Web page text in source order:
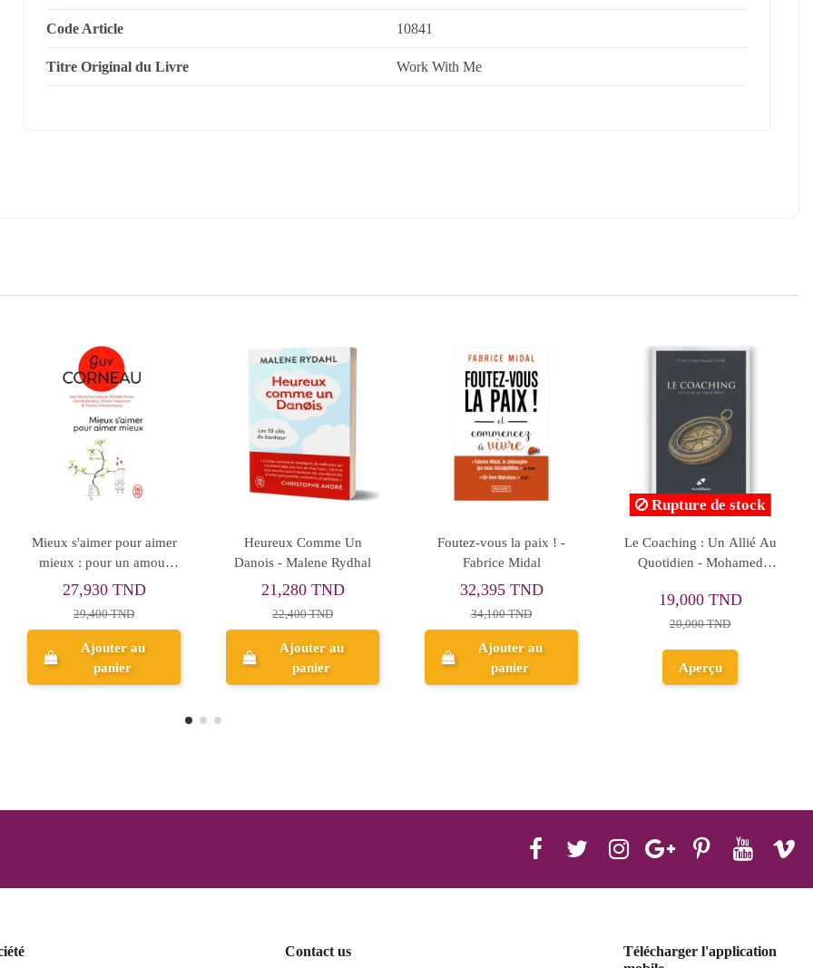
Code Article 10841
Titre Original du Livre Work With Me
-
Les 7 Habitudes de Ceux
qui Réalisent Tout Ce
Qu'ils Entreprennent -
33,820 TND
Rupture de stock
Et si la vie n'était qu'un
début ? - Jean Testanière
34,200 TND
Rupture de stock
100 IDEES POUR MIEUX
GERER LES TROUBLES
DE L'ATTENTION
13,300 TND
Découvrez Votre
Energétique -
Contact us
Télécharger l'application